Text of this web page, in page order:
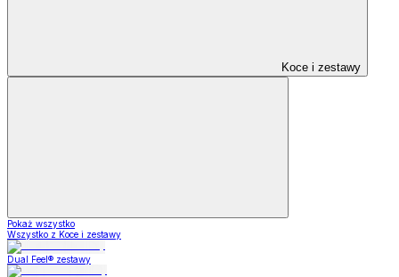
Koce i zestawy
Pokaż wszystko
Wszystko z Koce i zestawy
Dual Feel® zestawy